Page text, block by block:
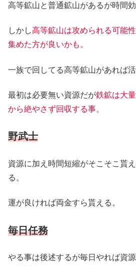
高等鉱山と普通鉱山があるが時間効
しかし高等鉱山は攻められる可能
集めた方が良いかも。
一族で回してる高等鉱山があれば活
最初は必要無い資源だが鉄鉱は大
から絶やさず回収する事。
野武士
資源に加え時間短縮がそこそこ貰
る。
運が良ければ両金すら貰える。
毎日任務
やる事は後述するが毎日やれば資